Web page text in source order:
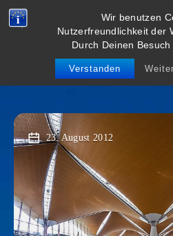
Wir benutzen
Nutzerfreundlichkeit der
Durch Deinen
Verstanden
viel
weg
23. August 2012